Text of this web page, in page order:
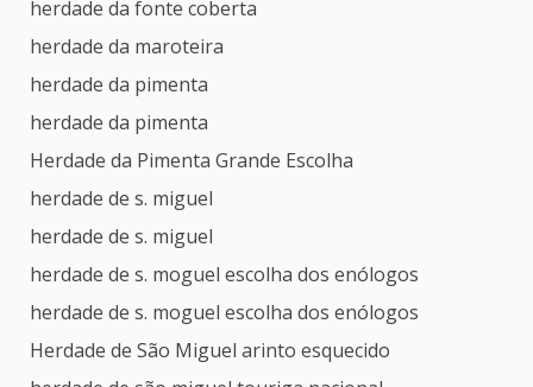
herdade da fonte coberta
herdade da maroteira
herdade da pimenta
herdade da pimenta
Herdade da Pimenta Grande Escolha
herdade de s. miguel
herdade de s. miguel
herdade de s. moguel escolha dos enólogos
herdade de s. moguel escolha dos enólogos
Herdade de São Miguel arinto esquecido